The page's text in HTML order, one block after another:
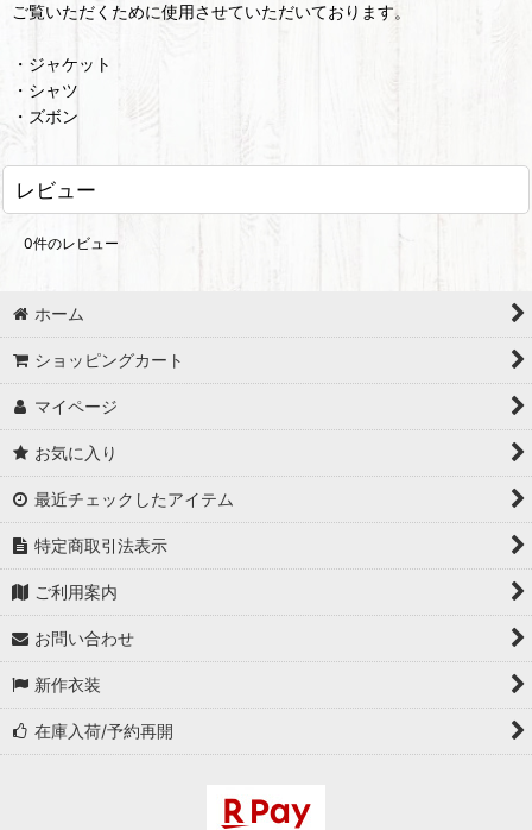
ご覧いただくために使用させていただいております。
・ジャケット
・シャツ
・ズボン
レビュー
0件のレビュー
ホーム
ショッピングカート
マイページ
お気に入り
最近チェックしたアイテム
特定商取引法表示
ご利用案内
お問い合わせ
新作衣装
在庫入荷/予約再開